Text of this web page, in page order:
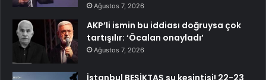
Ağustos 7, 2026
AKP’li ismin bu iddiası doğruysa çok
tartışılır: ‘Öcalan onayladı’
Ağustos 7, 2026
İstanbul BEŞİKTAŞ su kesintisi! 22-23